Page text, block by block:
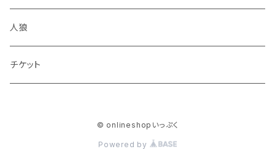
人狼
チケット
© onlineshopいっぷく
Powered by